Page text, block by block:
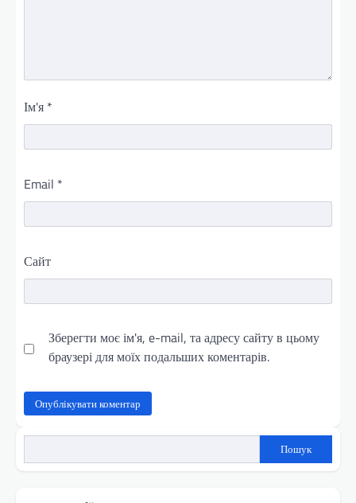
Ім'я *
Email *
Сайт
Зберегти моє ім'я, e-mail, та адресу сайту в цьому
браузері для моїх подальших коментарів.
Пошук